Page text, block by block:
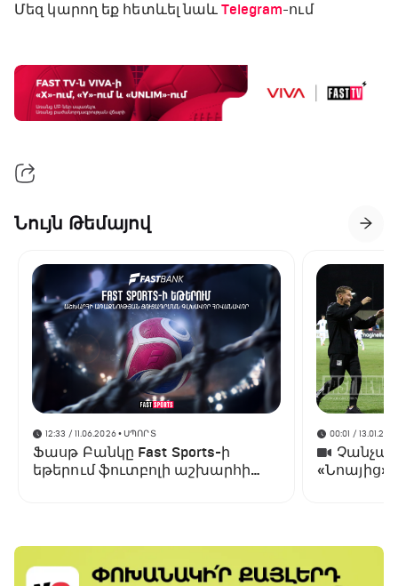
Մեզ կարող եք հետևել նաև Telegram-ում
Նույն Թեմայով
12:33 / 11.06.2026• ՍՊՈՐՏ
Ֆասթ Բանկը Fast Sports-ի
եթերում ֆուտբոլի աշխարհի
00:01 /
«Նոայից»